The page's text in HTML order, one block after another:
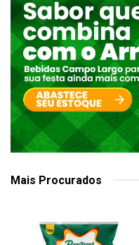
Mais Procurados